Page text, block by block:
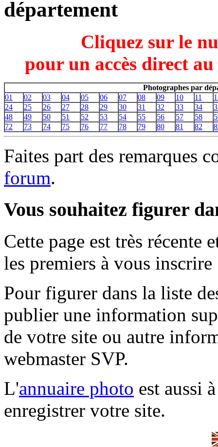
département
Cliquez sur le
pour un accès direct
Photographes par
01
02 03 04 05 06 07 08 09 10 11
24
25 26 27 28 29 30 31 32 33 34
48
49 50 51 52 53 54 55 56 57 58
72
73 74 75 76 77 78 79 80 81 82
Faites part des remarques
forum.
Vous souhaitez figurer
Cette page est très récente
les premiers à vous inscrire
Pour figurer dans la liste
publier une information
de votre site ou autre
webmaster SVP.
L'annuaire photo est aussi
enregistrer votre site.